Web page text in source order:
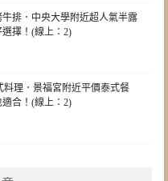
排．中央大學附近超人氣半露
擇！(線上：2)
料理．景福宮附近平價泰式餐
合！(線上：2)